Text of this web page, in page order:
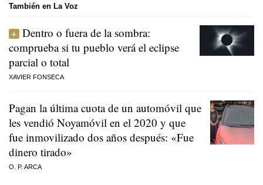
También en La Voz
Dentro o fuera de la sombra:
comprueba si tu pueblo verá el eclipse
parcial o total
XAVIER FONSECA
Pagan la última cuota de un automóvil que
les vendió Noyamóvil en el 2020 y que
fue inmovilizado dos años después: «Fue
dinero tirado»
O. P. ARCA